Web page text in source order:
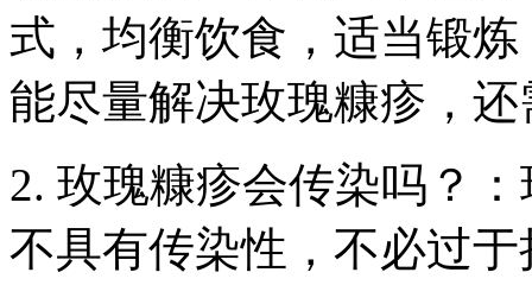
式，均衡饮食，适当锻
能尽量解决玫瑰糠疹，
2. 玫瑰糠疹会传染吗？
不具有传染性，不必过于